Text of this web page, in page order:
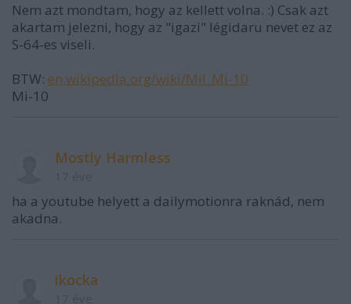
Nem azt mondtam, hogy az kellett volna. :) Csak azt
akartam jelezni, hogy az "igazi" légidaru nevet ez az
S-64-es viseli.
BTW: en.wikipedia.org/wiki/Mil_Mi-10
Mi-10
Mostly Harmless
ha a youtube helyett a dailymotionra raknád, nem
akadna.
ikocka